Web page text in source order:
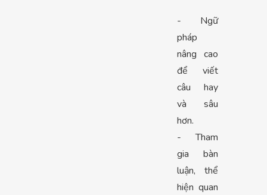
- Ngữ
pháp
nâng cao
để viết
câu hay
và sâu
hơn.
- Tham
gia bàn
luận, thể
hiện quan